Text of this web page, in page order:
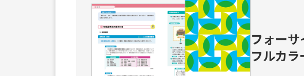
フォー
フルカラ